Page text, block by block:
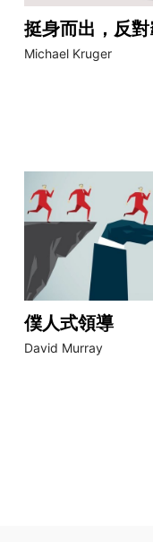
挺身而出，反
Michael Kruger
僕人式領導
David Murray